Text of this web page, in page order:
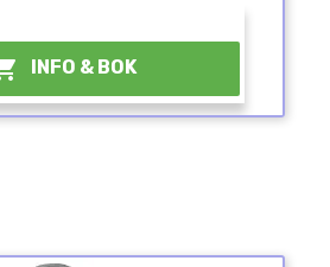
INFO & BOK